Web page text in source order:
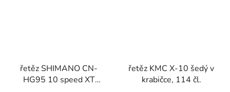
řetěz SHIMANO CN-
HG95 10 speed XT
řetěz KMC X-10 šedý v
krabičce, 114 čl.